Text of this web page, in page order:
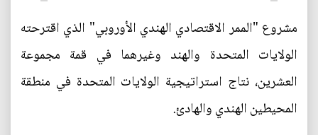
مشروع "الممر الاقتصادي الهندي الأوروبي" الذي اقترحته
الولايات المتحدة والهند وغيرهما في قمة مجموعة
العشرين، نتاج استراتيجية الولايات المتحدة في منطقة
المحيطين الهندي والهادئ.